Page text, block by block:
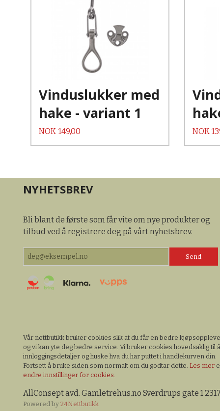
Vinduslukker med
hake - variant 1
Pris
NOK 149,00
Kjøp
Les mer
Pris
NOK
NYHETSBREV
Bli blant de første som får vite om nye produkter og
tilbud ved å registrere deg på vårt nyhetsbrev.
Vår nettbutikk bruker cookies slik at du får en bedre
og vi kan yte deg bedre service. Vi bruker cookies hovedsaklig til
innloggingsdetaljer og huske hva du har puttet i handlekurven din.
Fortsett å bruke siden som normalt om du godtar dette. Les mer
endre innstillinger for cookies.
AllConsept avd. Gamletrehus.no Sverdrups gate 1
Powered by 24Nettbutikk